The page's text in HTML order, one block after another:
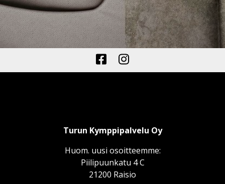
Turun Kymppipalvelu Oy
Huom. uusi osoitteemme:
Piilipuunkatu 4 C
21200 Raisio